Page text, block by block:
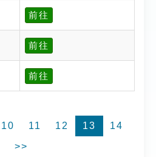
前往
前往
前往
10 11 12 13
14
>>